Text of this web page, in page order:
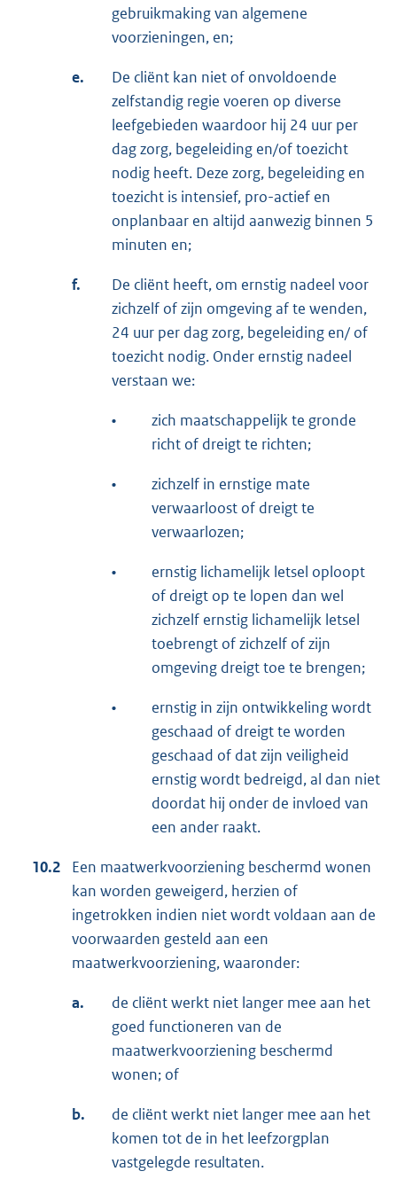
gebruikmaking van algemene
voorzieningen, en;
e.
De cliënt kan niet of onvoldoende
zelfstandig regie voeren op diverse
leefgebieden waardoor hij 24 uur per
dag zorg, begeleiding en/of toezicht
nodig heeft. Deze zorg, begeleiding en
toezicht is intensief, pro-actief en
onplanbaar en altijd aanwezig binnen 5
minuten en;
f.
De cliënt heeft, om ernstig nadeel voor
zichzelf of zijn omgeving af te wenden,
24 uur per dag zorg, begeleiding en/ of
toezicht nodig. Onder ernstig nadeel
verstaan we:
•
zich maatschappelijk te gronde
richt of dreigt te richten;
•
zichzelf in ernstige mate
verwaarloost of dreigt te
verwaarlozen;
•
ernstig lichamelijk letsel oploopt
of dreigt op te lopen dan wel
zichzelf ernstig lichamelijk letsel
toebrengt of zichzelf of zijn
omgeving dreigt toe te brengen;
•
ernstig in zijn ontwikkeling wordt
geschaad of dreigt te worden
geschaad of dat zijn veiligheid
ernstig wordt bedreigd, al dan niet
doordat hij onder de invloed van
een ander raakt.
10.2
Een maatwerkvoorziening beschermd wonen
kan worden geweigerd, herzien of
ingetrokken indien niet wordt voldaan aan de
voorwaarden gesteld aan een
maatwerkvoorziening, waaronder:
a.
de cliënt werkt niet langer mee aan het
goed functioneren van de
maatwerkvoorziening beschermd
wonen; of
b.
de cliënt werkt niet langer mee aan het
komen tot de in het leefzorgplan
vastgelegde resultaten.